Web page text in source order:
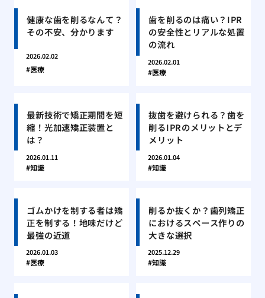
健康な歯を削るなんて？
その不安、分かります
2026.02.02
医療
歯を削るのは痛い？IPR
の安全性とリアルな処置
の流れ
2026.02.01
医療
最新技術で矯正期間を短
縮！光加速矯正装置と
は？
2026.01.11
知識
抜歯を避けられる？歯を
削るIPRのメリットとデ
メリット
2026.01.04
知識
ゴムかけを制する者は矯
正を制する！地味だけど
最強の近道
2026.01.03
医療
削るか抜くか？歯列矯正
におけるスペース作りの
大きな選択
2025.12.29
知識